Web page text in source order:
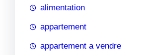
alimentation
appartement
appartement a vendre